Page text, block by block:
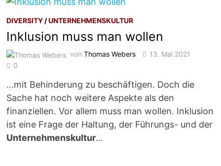
DIVERSITY /UNTERNEHMENSKULTUR
Inklusion muss man wollen
vonThomas Webers
13. Mai 2021
0
…mit Behinderung zu beschäftigen. Doch die
Sache hat noch weitere Aspekte als den
finanziellen. Vor allem muss man wollen. Inklusion
ist eine Frage der Haltung, der Führungs- und der
Unternehmenskultur…